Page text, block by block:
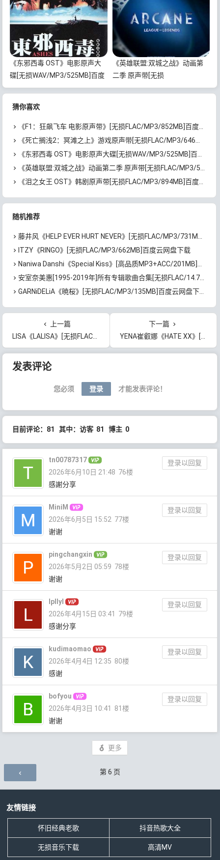
《东邪西毒 OST》电影原声大
碟[无损WAV/MP3/525MB]百度
云网盘下载
《英雄联盟:双城之战》动画第
二季 原声带[无损
FLAC/MP3/572MB]百度云网盘
猜你喜欢
《F1：狂飙飞车 电影原声带》[无损FLAC/MP3/852MB]百度云网盘下载
《死亡搁浅2：冥滩之上》游戏原声带[无损FLAC/MP3/646MB]百度云网盘下载
《东邪西毒 OST》电影原声大碟[无损WAV/MP3/525MB]百度云网盘下载
《英雄联盟:双城之战》动画第二季 原声带[无损FLAC/MP3/572MB]百度云网盘下载
《泪之女王 OST》韩剧原声带[无损FLAC/MP3/894MB]百度云网盘下载
随机推荐
藤井风《HELP EVER HURT NEVER》[无损FLAC/MP3/731MB]百度云网盘下载
ITZY《RINGO》[无损FLAC/MP3/662MB]百度云网盘下载
Naniwa Danshi《Special Kiss》[高品质MP3+ACC/201MB]百度云网盘下载
安室奈美惠[1995-2019年]所有专辑歌曲合集[无损FLAC/14.79GB]百度云网盘下载
GARNiDELiA《暁桜》[无损FLAC/MP3/135MB]百度云网盘下载
上一篇
LISA《LALISA》[无损FLAC/MP3/122MB]网盘下载
下一篇
YENA崔叡娜《HATE XX》[无损FLAC/MP3/126MB]百度云网盘下载
文章导航
发表评论
您必须 登录 才能发表评论！
目前评论：81 其中：访客 81 博主 0
tn00787317
登录以回复
2026年6月10日 21:48 76楼
感謝分享
MiniM
登录以回复
2026年6月5日 15:52 77楼
谢谢
pingchangxin
登录以回复
2026年5月2日 05:59 78楼
谢谢
lpllyl
登录以回复
2026年4月15日 03:41
79楼
感谢分享
kudimaomao
登录以回复
2026年4月4日 12:35 80楼
感谢
bofyou
登录以回复
2026年4月3日 10:41
81楼
谢谢
更多
评论导航 第6 页
友情链接
怀旧经典老歌 抖音热歌大全
无损音乐下载 高清MV